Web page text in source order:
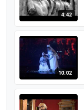
4:42
10:02